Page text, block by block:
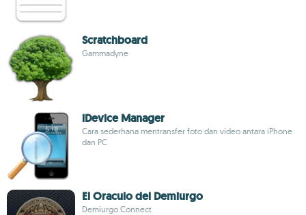
Scratchboard
Gammadyne
iDevice Manager
Cara sederhana mentransfer foto dan video antara iPhone
dan PC
El Oraculo del Demiurgo
Demiurgo Connect